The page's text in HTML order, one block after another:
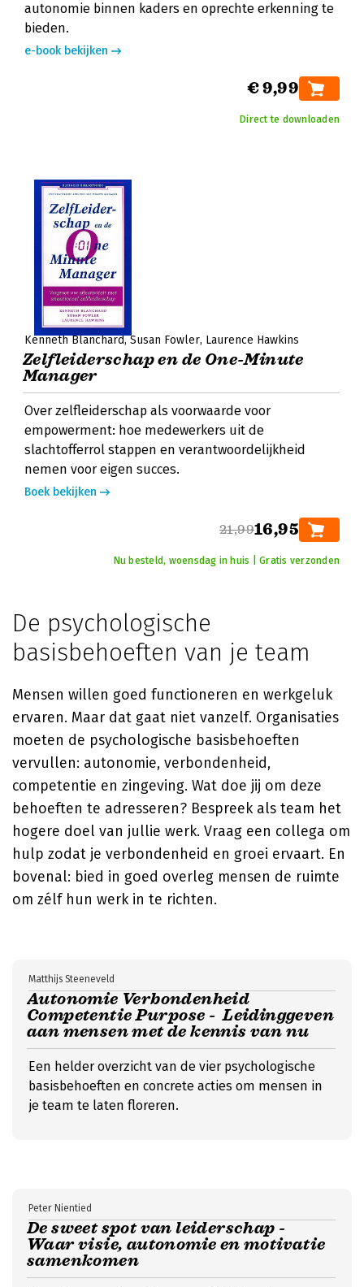
autonomie binnen kaders en oprechte erkenning te
bieden.
e-book bekijken
€ 9,99
Direct te downloaden
Kenneth Blanchard Susan Fowler Laurence Hawkins
Zelfleiderschap en de One-Minute
Manager
Over zelfleiderschap als voorwaarde voor
empowerment: hoe medewerkers uit de
slachtofferrol stappen en verantwoordelijkheid
nemen voor eigen succes.
Boek bekijken
21,9916,95
Nu besteld, woensdag in huis | Gratis verzonden
De psychologische
basisbehoeften van je team
Mensen willen goed functioneren en werkgeluk
ervaren. Maar dat gaat niet vanzelf. Organisaties
moeten de psychologische basisbehoeften
vervullen: autonomie, verbondenheid,
competentie en zingeving. Wat doe jij om deze
behoeften te adresseren? Bespreek als team het
hogere doel van jullie werk. Vraag een collega om
hulp zodat je verbondenheid en groei ervaart. En
bovenal: bied in goed overleg mensen de ruimte
om zélf hun werk in te richten.
Autonomie Verbondenheid
Competentie Purpose - Leidinggeven
aan mensen met de kennis van nu
Matthijs Steeneveld
Een helder overzicht van de vier psychologische
basisbehoeften en concrete acties om mensen in
je team te laten floreren.
De sweet spot van leiderschap -
Waar visie, autonomie en motivatie
samenkomen
Peter Nientied